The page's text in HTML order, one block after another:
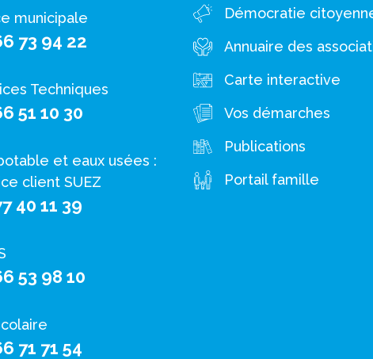
municipale
73 94 22
Techniques
51 10 30
et eaux usées :
client SUEZ
40 11 39
53 98 10
71 71 54
Démocratie
Annuaire des
Carte interactive
Vos démarches
Publications
Portail famille